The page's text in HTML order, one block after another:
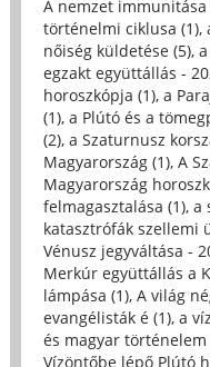
A nemzet immunitása
történelmi ciklusa (1),
nőiség küldetése (5),
egzakt együttállás -
horoszkópja (1), a
(1), a Plútó és a
(2), a Szaturnusz
Magyarország (1), A
Magyarország
felmagasztalása (1), a
katasztrófák szellemi
Vénusz jegyváltása -
Merkúr együttállás a
lámpása (1), A világ
evangélisták é (1), a
és magyar történelem
Vízöntőbe lépő Plútó